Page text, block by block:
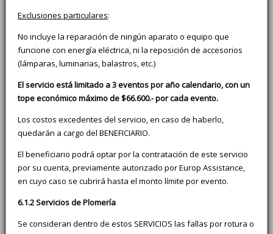
Exclusiones particulares:
No incluye la reparación de ningún aparato o equipo que
funcione con energía eléctrica, ni la reposición de accesorios
(lámparas, luminarias, balastros, etc.)
El servicio está limitado a 3 eventos por año calendario, con un
tope económico máximo de $66.600.- por cada evento.
Los costos excedentes del servicio, en caso de haberlo,
quedarán a cargo del BENEFICIARIO.
El beneficiario podrá optar por la contratación de este servicio
por su cuenta, previamente autorizado por Europ Assistance,
en cuyo caso se cubrirá hasta el monto límite por evento.
6.1.2 Servicios de Plomería
Se consideran dentro de estos SERVICIOS las fallas por rotura o